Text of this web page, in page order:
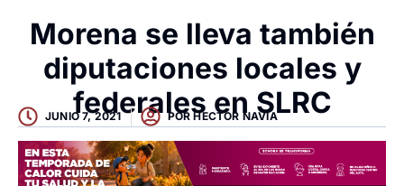
Morena se lleva también
diputaciones locales y
federales en SLRC
JUNIO 7, 2021 POR HECTOR NAVIA